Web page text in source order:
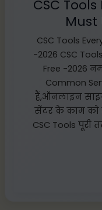
CSC
Must
CSC Tools
-2026 CSC
Free -2026
Common
हैं,ऑनलाइन
सेंटर के काम को
CSC Tools